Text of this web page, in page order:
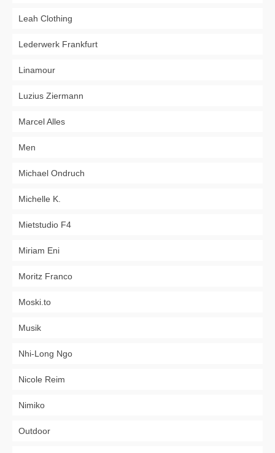
Leah Clothing
Lederwerk Frankfurt
Linamour
Luzius Ziermann
Marcel Alles
Men
Michael Ondruch
Michelle K.
Mietstudio F4
Miriam Eni
Moritz Franco
Moski.to
Musik
Nhi-Long Ngo
Nicole Reim
Nimiko
Outdoor